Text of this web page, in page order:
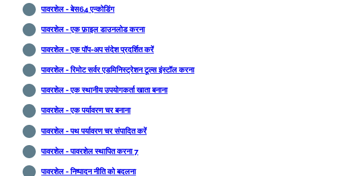
पावरशेल - बेस64 एन्कोडिंग
पावरशेल - एक फ़ाइल डाउनलोड करना
पावरशेल - एक पॉप-अप संदेश प्रदर्शित करें
पावरशेल - रिमोट सर्वर एडमिनिस्ट्रेशन टूल्स इंस्टॉल करना
पावरशेल - एक स्थानीय उपयोगकर्ता खाता बनाना
पावरशेल - एक पर्यावरण चर बनाना
पावरशेल - पथ पर्यावरण चर संपादित करें
पावरशेल - पावरशेल स्थापित करना 7
पावरशेल - निष्पादन नीति को बदलना